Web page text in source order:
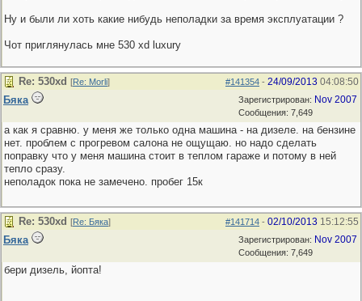
Ну и были ли хоть какие нибудь неполадки за время эксплуатации ?
Чот приглянулась мне 530 xd luxury
#141354 - 24/09/2013 04:08:50
Re: 530хd [Re: Morli]
Зарегистрирован: Nov 2007
Сообщения: 7,649
Бяка
а как я сравню. у меня же только одна машина - на дизеле. на бензине
нет. проблем с прогревом салона не ощущаю. но надо сделать
поправку что у меня машина стоит в теплом гараже и потому в ней
тепло сразу.
неполадок пока не замечено. пробег 15к
#141714 - 02/10/2013 15:12:55
Re: 530хd [Re: Бяка]
Зарегистрирован: Nov 2007
Сообщения: 7,649
Бяка
бери дизель, йопта!